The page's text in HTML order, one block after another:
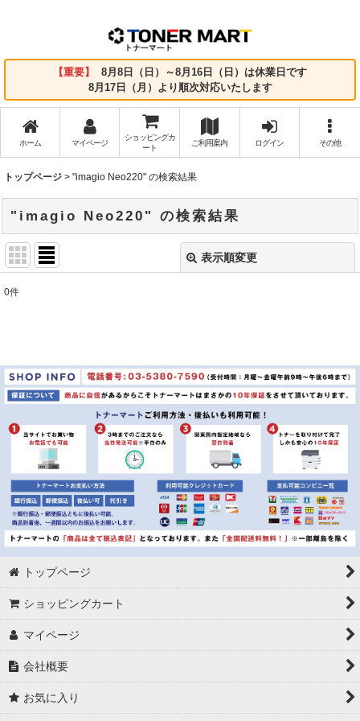
【重要】
8月8日（日）～8月16日（日）は休業日です
8月17日（月）より順次対応いたします
ホーム マイページ
ショッピングカ
ート
ご利用案内 ログイン その他
トップページ > "imagio Neo220" の検索結果
"imagio Neo220" の検索結果
表示順変更
商品検索
並び順:
絞り込む
0件
トップページ
ショッピングカート
マイページ
会社概要
お気に入り